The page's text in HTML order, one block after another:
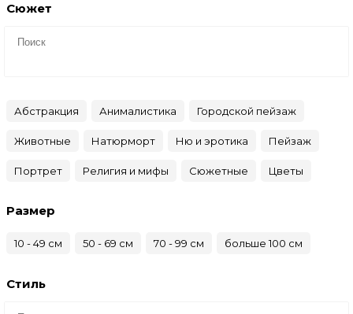
Сюжет
Абстракция Анималистика Городской пейзаж
Животные Натюрморт Ню и эротика Пейзаж
Портрет Религия и мифы Сюжетные Цветы
Размер
10 - 49 см 50 - 69 см 70 - 99 см больше 100 см
Стиль